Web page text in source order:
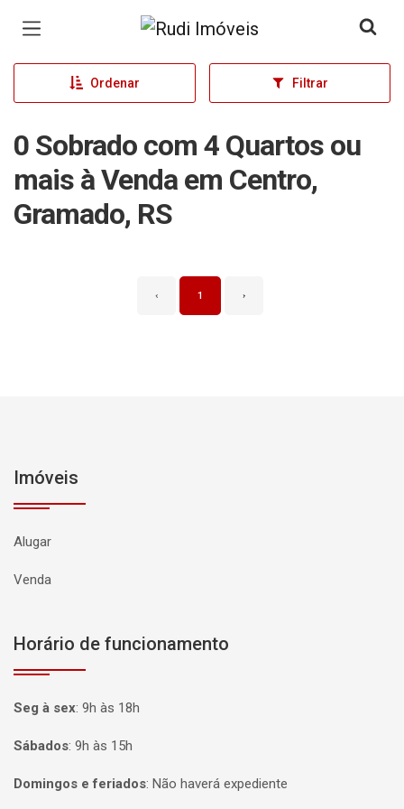
Página inicial
Ordenar Filtrar
0 Sobrado com 4 Quartos ou
mais à Venda em Centro,
Gramado, RS
‹ 1 ›
Imóveis
Alugar
Venda
Horário de funcionamento
Seg à sex: 9h às 18h
Sábados: 9h às 15h
Domingos e feriados: Não haverá expediente